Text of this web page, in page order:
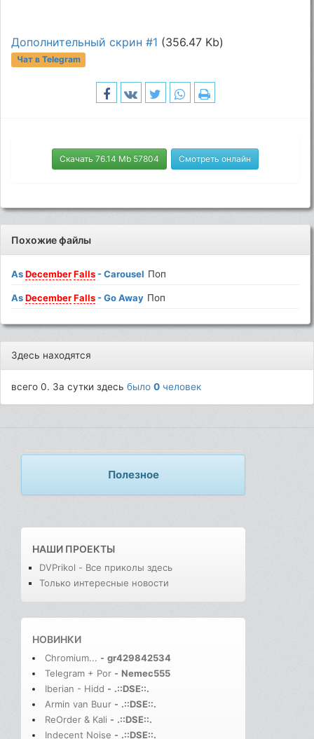
Дополнительный скрин #1 (356.47 Kb)
Чат в Telegram
Скачать 76.14 Mb 57804 Смотреть онлайн
Похожие файлы
AsDecember Falls - Carousel Поп
AsDecember Falls - Go Away Поп
Здесь находятся
всего 0. За сутки здесьбыло0 человек
Полезное
НАШИ ПРОЕКТЫ
DVPrikol - Все приколы здесь
Только интересные новости
НОВИНКИ
Chromium... - gr429842534
Telegram + Por - Nemec555
Iberian - Hidd - .::DSE::.
Armin van Buur - .::DSE::.
ReOrder & Kali - .::DSE::.
Indecent Noise - .::DSE::.